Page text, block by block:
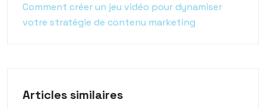
Comment créer un jeu vidéo pour dynamiser
votre stratégie de contenu marketing
Articles similaires